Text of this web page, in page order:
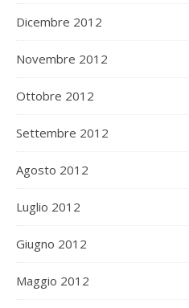
Dicembre 2012
Novembre 2012
Ottobre 2012
Settembre 2012
Agosto 2012
Luglio 2012
Giugno 2012
Maggio 2012